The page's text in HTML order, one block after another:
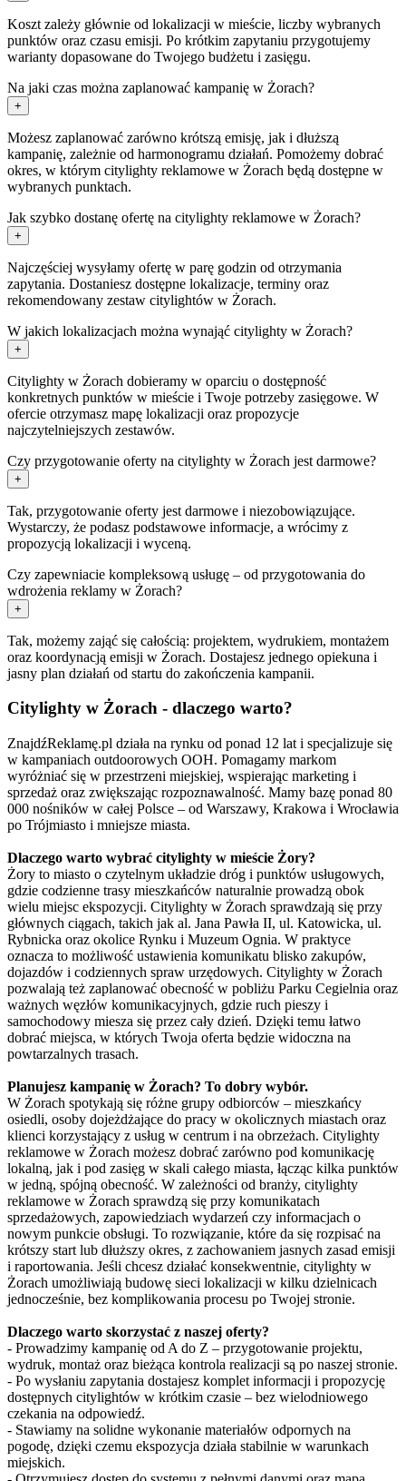
Koszt zależy głównie od lokalizacji w mieście, liczby wybranych
punktów oraz czasu emisji. Po krótkim zapytaniu przygotujemy
warianty dopasowane do Twojego budżetu i zasięgu.
Na jaki czas można zaplanować kampanię w Żorach?
+
Możesz zaplanować zarówno krótszą emisję, jak i dłuższą
kampanię, zależnie od harmonogramu działań. Pomożemy dobrać
okres, w którym citylighty reklamowe w Żorach będą dostępne w
wybranych punktach.
Jak szybko dostanę ofertę na citylighty reklamowe w Żorach?
+
Najczęściej wysyłamy ofertę w parę godzin od otrzymania
zapytania. Dostaniesz dostępne lokalizacje, terminy oraz
rekomendowany zestaw citylightów w Żorach.
W jakich lokalizacjach można wynająć citylighty w Żorach?
+
Citylighty w Żorach dobieramy w oparciu o dostępność
konkretnych punktów w mieście i Twoje potrzeby zasięgowe. W
ofercie otrzymasz mapę lokalizacji oraz propozycje
najczytelniejszych zestawów.
Czy przygotowanie oferty na citylighty w Żorach jest darmowe?
+
Tak, przygotowanie oferty jest darmowe i niezobowiązujące.
Wystarczy, że podasz podstawowe informacje, a wrócimy z
propozycją lokalizacji i wyceną.
Czy zapewniacie kompleksową usługę – od przygotowania do
wdrożenia reklamy w Żorach?
+
Tak, możemy zająć się całością: projektem, wydrukiem, montażem
oraz koordynacją emisji w Żorach. Dostajesz jednego opiekuna i
jasny plan działań od startu do zakończenia kampanii.
Citylighty w Żorach - dlaczego warto?
ZnajdźReklamę.pl działa na rynku od ponad 12 lat i specjalizuje się
w kampaniach outdoorowych OOH. Pomagamy markom
wyróżniać się w przestrzeni miejskiej, wspierając marketing i
sprzedaż oraz zwiększając rozpoznawalność. Mamy bazę ponad 80
000 nośników w całej Polsce – od Warszawy, Krakowa i Wrocławia
po Trójmiasto i mniejsze miasta.
Dlaczego warto wybrać citylighty w mieście Żory?
Żory to miasto o czytelnym układzie dróg i punktów usługowych,
gdzie codzienne trasy mieszkańców naturalnie prowadzą obok
wielu miejsc ekspozycji. Citylighty w Żorach sprawdzają się przy
głównych ciągach, takich jak al. Jana Pawła II, ul. Katowicka, ul.
Rybnicka oraz okolice Rynku i Muzeum Ognia. W praktyce
oznacza to możliwość ustawienia komunikatu blisko zakupów,
dojazdów i codziennych spraw urzędowych. Citylighty w Żorach
pozwalają też zaplanować obecność w pobliżu Parku Cegielnia oraz
ważnych węzłów komunikacyjnych, gdzie ruch pieszy i
samochodowy miesza się przez cały dzień. Dzięki temu łatwo
dobrać miejsca, w których Twoja oferta będzie widoczna na
powtarzalnych trasach.
Planujesz kampanię w Żorach? To dobry wybór.
W Żorach spotykają się różne grupy odbiorców – mieszkańcy
osiedli, osoby dojeżdżające do pracy w okolicznych miastach oraz
klienci korzystający z usług w centrum i na obrzeżach. Citylighty
reklamowe w Żorach możesz dobrać zarówno pod komunikację
lokalną, jak i pod zasięg w skali całego miasta, łącząc kilka punktów
w jedną, spójną obecność. W zależności od branży, citylighty
reklamowe w Żorach sprawdzą się przy komunikatach
sprzedażowych, zapowiedziach wydarzeń czy informacjach o
nowym punkcie obsługi. To rozwiązanie, które da się rozpisać na
krótszy start lub dłuższy okres, z zachowaniem jasnych zasad emisji
i raportowania. Jeśli chcesz działać konsekwentnie, citylighty w
Żorach umożliwiają budowę sieci lokalizacji w kilku dzielnicach
jednocześnie, bez komplikowania procesu po Twojej stronie.
Dlaczego warto skorzystać z naszej oferty?
- Prowadzimy kampanię od A do Z – przygotowanie projektu,
wydruk, montaż oraz bieżąca kontrola realizacji są po naszej stronie.
- Po wysłaniu zapytania dostajesz komplet informacji i propozycję
dostępnych citylightów w krótkim czasie – bez wielodniowego
czekania na odpowiedź.
- Stawiamy na solidne wykonanie materiałów odpornych na
pogodę, dzięki czemu ekspozycja działa stabilnie w warunkach
miejskich.